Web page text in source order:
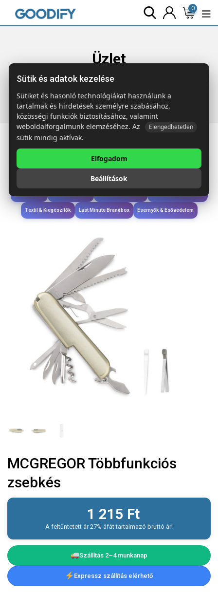
0
Üzlet
Főoldal Termékek
Szerszám
MCGREGOR Többfunkciós zsebkés
Étkezés & Ivás
Wellness & Ápolás
Textil & Kiegészítők Last Minute Brandbox Esernyők & Esővédelem
MCGREGOR Többfunkciós
zsebkés
1 215 Ft
A feltüntetett ár 27% áfát tartalmazó bruttó ár!
Szállítás 2–4 munkanap
Expressz szállítás elérhető
Sütik és adatok kezelése
Sütiket és hasonló technológiákat használunk a
tartalmak és hirdetések személyre szabásához,
közösségi funkciók biztosításához, valamint
weboldalforgalmunk elemzéséhez. Az
Elengedhetetlen
sütik mindig aktívak.
Elfogadom
Beállítások